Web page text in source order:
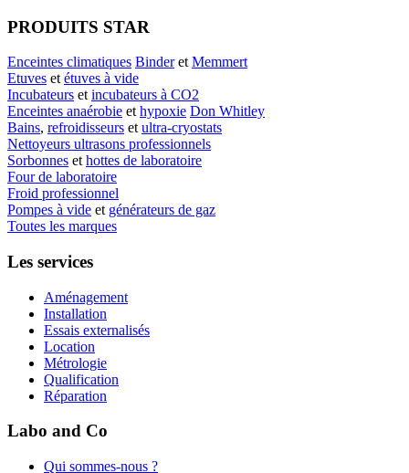
PRODUITS STAR
Enceintes climatiques Binderet Memmert
Etuves et étuves à vide
Incubateurs et incubateurs à CO2
Enceintes anaérobie et hypoxie Don Whitley
Bains, refroidisseurs et ultra-cryostats
Nettoyeurs ultrasons professionnels
Sorbonnes et hottes de laboratoire
Four de laboratoire
Froid professionnel
Pompes à vide et générateurs de gaz
Toutes les marques
Les services
Aménagement
Installation
Essais externalisés
Location
Métrologie
Qualification
Réparation
Labo and Co
Qui sommes-nous ?